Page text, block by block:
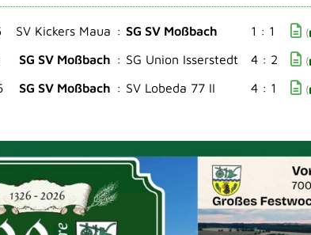
SV Kickers Maua : SG SV Moßbach 1 : 1 (
SG SV Moßbach : SG Union Isserstedt 4 : 2 (
SG SV Moßbach : SV Lobeda 77 II 4 : 1 (